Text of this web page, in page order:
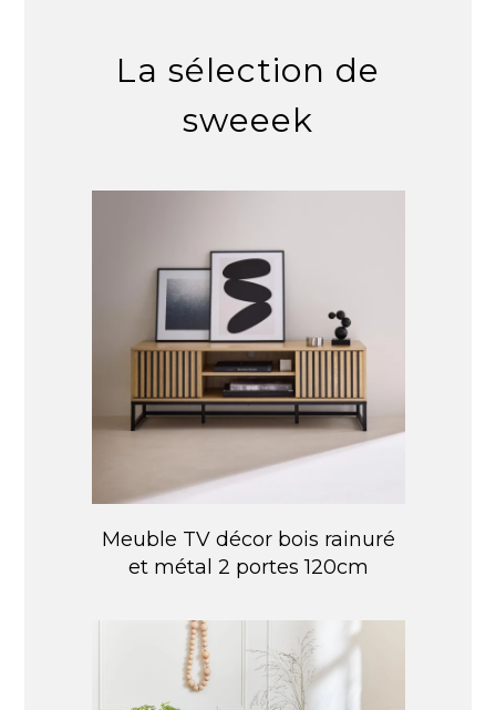
La sélection de
sweeek
Meuble TV décor bois rainuré
et métal 2 portes 120cm